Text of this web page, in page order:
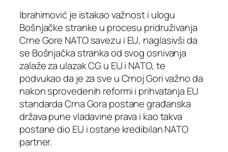
Ibrahimović je istakao važnost i ulogu
Bošnjačke stranke u procesu pridruživanja
Crne Gore NATO savezu i EU, naglasivši da
se Bošnjačka stranka od svog osnivanja
zalaže za ulazak CG u EU i NATO, te
podvukao da je za sve u Crnoj Gori važno da
nakon sprovedenih reformi i prihvatanja EU
standarda Crna Gora postane građanska
država pune vladavine prava i kao takva
postane dio EU i ostane kredibilan NATO
partner.